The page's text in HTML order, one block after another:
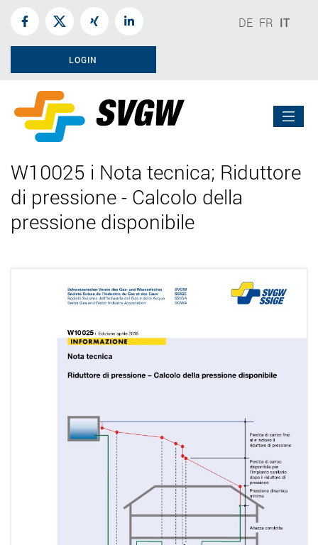
DE FR IT
LOGIN
W10025 i Nota tecnica; Riduttore
di pressione - Calcolo della
pressione disponibile